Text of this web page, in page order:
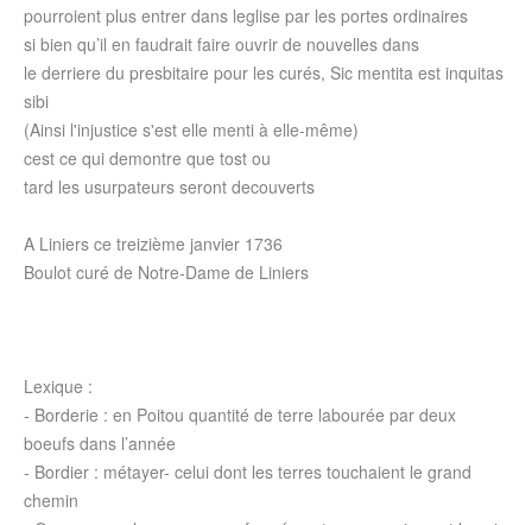
pourroient plus entrer dans leglise par les portes ordinaires
si bien qu’il en faudrait faire ouvrir de nouvelles dans
le derriere du presbitaire pour les curés, Sic mentita est inquitas
sibi
(Ainsi l'injustice s'est elle menti à elle-même)
cest ce qui demontre que tost ou
tard les usurpateurs seront decouverts
A Liniers ce treizième janvier 1736
Boulot curé de Notre-Dame de Liniers
Lexique :
- Borderie : en Poitou quantité de terre labourée par deux
boeufs dans l’année
- Bordier : métayer- celui dont les terres touchaient le grand
chemin